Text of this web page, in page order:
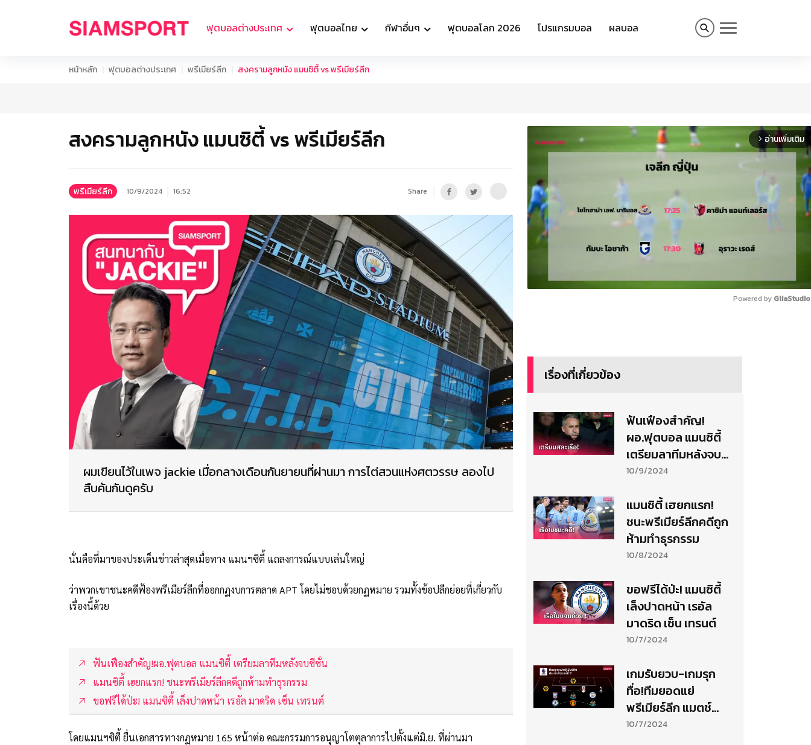
ฟุตบอลต่างประเทศ ฟุตบอลไทย กีฬาอื่นๆ ฟุตบอลโลก 2026 โปรแกรมบอล ผลบอล
หน้าหลัก ฟุตบอลต่างประเทศ พรีเมียร์ลีก สงครามลูกหนัง แมนซิตี้ vs พรีเมียร์ลีก
สงครามลูกหนัง แมนซิตี้ vs พรีเมียร์ลีก
พรีเมียร์ลีก 10/9/2024 16:52 Share
ผมเขียนไว้ในเพจ jackie เมื่อกลางเดือนกันยายนที่ผ่านมา การไต่สวนแห่งศตวรรษ ลองไป
สืบค้นกันดูครับ
นั่นคือที่มาของประเด็นข่าวล่าสุดเมื่อทาง แมนฯซิตี้ แถลงการณ์แบบเล่นใหญ่
ว่าพวกเขาชนะคดีฟ้องพรีเมียร์ลีกที่ออกกฏงบการตลาด APT โดยไม่ชอบด้วยกฏหมาย รวมทั้งข้อปลีกย่อยที่เกี่ยวกับ
เรื่องนี้ด้วย
ฟันเฟืองสำคัญ!ผอ.ฟุตบอล แมนซิตี้ เตรียมลาทีมหลังจบซีซั่น
แมนซิตี้ เฮยกแรก! ชนะพรีเมียร์ลีกคดีถูกห้ามทำธุรกรรม
ขอฟรีได้ป่ะ! แมนซิตี้ เล็งปาดหน้า เรอัล มาดริด เซ็น เทรนต์
โดยแมนฯซิตี้ ยื่นเอกสารทางกฏหมาย 165 หน้าต่อ คณะกรรมการอนุญาโตตุลาการไปตั้งแต่มิ.ย. ที่ผ่านมา
arrow_forward_ios อ่านเพิ่มเติม
Powered by
เรื่องที่เกี่ยวข้อง
ฟันเฟืองสำคัญ!
ผอ.ฟุตบอล แมนซิตี้
เตรียมลาทีมหลังจบซี
ซั่น
10/9/2024
แมนซิตี้ เฮยกแรก!
ชนะพรีเมียร์ลีกคดีถูก
ห้ามทำธุรกรรม
10/8/2024
ขอฟรีได้ป่ะ! แมนซิตี้
เล็งปาดหน้า เรอัล
มาดริด เซ็น เทรนต์
10/7/2024
เกมรับยวบ-เกมรุก
ทื่อ!ทีมยอดแย่
พรีเมียร์ลีก แมตช์
เดย์ที่ 7
10/7/2024